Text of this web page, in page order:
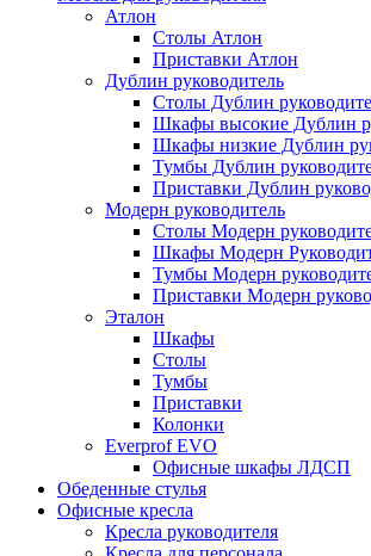
Атлон
Столы Атлон
Приставки Атлон
Дублин руководитель
Столы Дублин
Шкафы высокие Дублин
Шкафы низкие Дублин
Тумбы Дублин
Приставки Дублин
Модерн руководитель
Столы Модерн
Шкафы Модерн
Тумбы Модерн
Приставки Модерн
Эталон
Шкафы
Столы
Тумбы
Приставки
Колонки
Everprof EVO
Офисные шкафы ЛДСП
Обеденные стулья
Офисные кресла
Кресла руководителя